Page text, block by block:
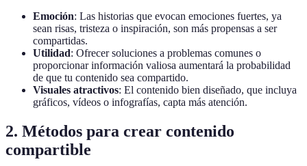
Emoción: Las historias que evocan emociones fuertes, ya
sean risas, tristeza o inspiración, son más propensas a ser
compartidas.
Utilidad: Ofrecer soluciones a problemas comunes o
proporcionar información valiosa aumentará la probabilidad
de que tu contenido sea compartido.
Visuales atractivos: El contenido bien diseñado, que incluya
gráficos, vídeos o infografías, capta más atención.
2. Métodos para crear contenido
compartible